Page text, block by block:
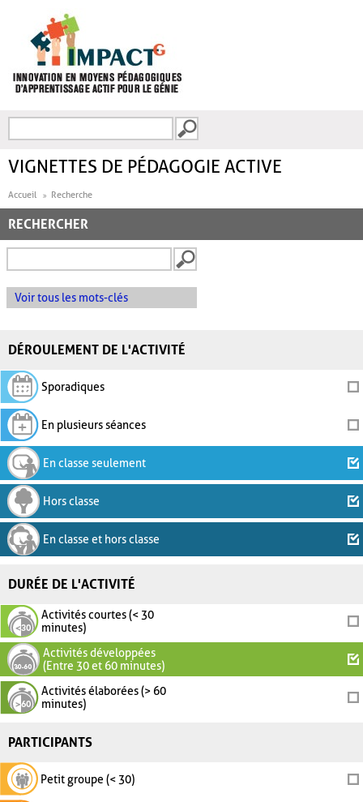
FORMULAIRE DE
VIGNETTES DE PÉDAGOGIE ACTIVE
Accueil Recherche
RECHERCHER
Voir tous les mots-clés
DÉROULEMENT DE L'ACTIVITÉ
Sporadiques
En plusieurs séances
En classe seulement
Hors classe
En classe et hors classe
DURÉE DE L'ACTIVITÉ
Activités courtes (< 30
minutes)
Activités développées
(Entre 30 et 60 minutes)
Activités élaborées (> 60
minutes)
PARTICIPANTS
Petit groupe (< 30)